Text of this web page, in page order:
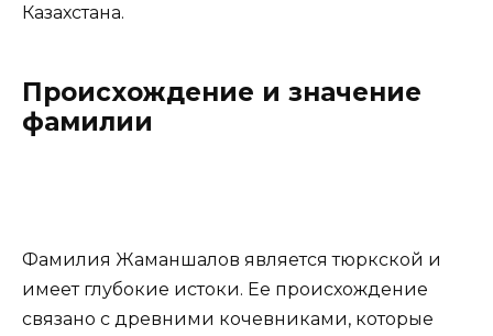
Казахстана.
Происхождение и значение
фамилии
Фамилия Жаманшалов является тюркской и
имеет глубокие истоки. Ее происхождение
связано с древними кочевниками, которые